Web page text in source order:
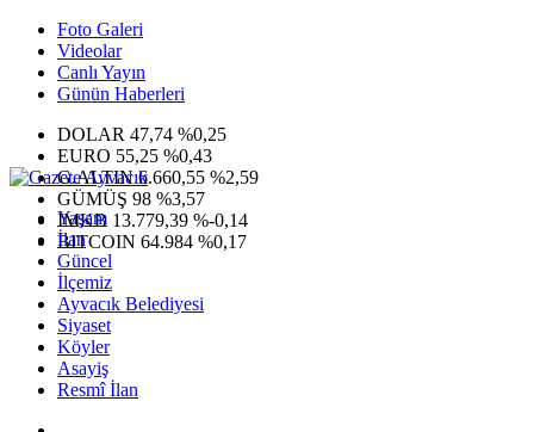
Foto Galeri
Videolar
Canlı Yayın
Günün Haberleri
DOLAR 47,74 %0,25
EURO 55,25 %0,43
G.ALTIN6.660,55 %2,59
GÜMÜŞ 98 %3,57
IMKB 13.779,39 %-0,14
BITCOIN 64.984 %0,17
Yaşam
İlan
Güncel
İlçemiz
Ayvacık Belediyesi
Siyaset
Köyler
Asayiş
Resmî İlan